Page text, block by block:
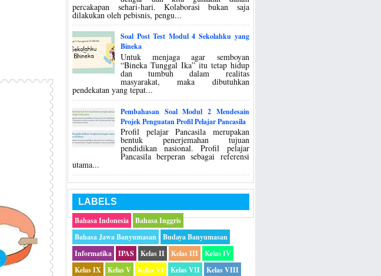
percakapan sehari-hari. Kolaborasi bukan saja
dilakukan oleh pebisnis, pengu...
Soal Post Test Modul 4 Sekolahku yang
Bineka
Untuk menjaga agar semboyan
“Bineka Tunggal Ika” itu tetap hidup
dan tumbuh dalam realitas
masyarakat, maka dibutuhkan
pendekatan yang tepat...
Pembahasan Soal Modul 2 Mendesain
Projek Penguatan Profil Pelajar Pancasila
Profil pelajar Pancasila merupakan
bentuk penerjemahan tujuan
pendidikan nasional. Profil pelajar
Pancasila berperan sebagai referensi
utama...
LABELS
Bahasa Indonesia
Bahasa Inggris
Bahasa Jawa Banyumasan
Budaya Banyumasan
Informatika
IPAS Kelas II Kelas III
Kelas IV
Kelas IX
Kelas V Kelas VI Kelas VII
Kelas VIII